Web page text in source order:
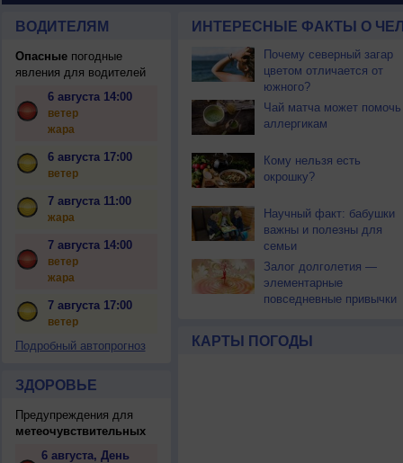
ВОДИТЕЛЯМ
Опасныепогодные
явления для водителей
6 августа 14:00
ветер
жара
6 августа 17:00
ветер
7 августа 11:00
жара
7 августа 14:00
ветер
жара
7 августа 17:00
ветер
Подробный автопрогноз
ЗДОРОВЬЕ
Предупреждения для
метеочувствительных
6 августа, День
ИНТЕРЕСНЫЕ ФАКТЫ О
Почему северный загар
цветом отличается от
южного?
Чай матча может помочь
аллергикам
Кому нельзя есть
окрошку?
Научный факт: бабушки
важны и полезны для
семьи
Залог долголетия —
элементарные
повседневные привычки
КАРТЫ ПОГОДЫ